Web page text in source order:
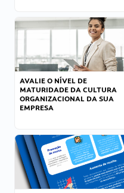
AVALIE O NÍVEL DE
MATURIDADE DA CULTURA
ORGANIZACIONAL DA SUA
EMPRESA